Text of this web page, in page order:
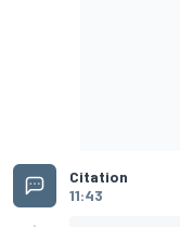
Citation
11:43